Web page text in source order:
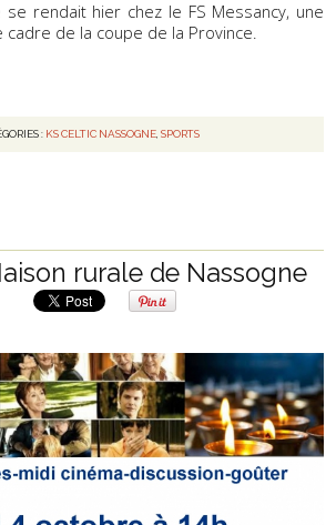
se rendait hier chez le FS Messancy, une
cadre de la coupe de la Province.
: KS CELTIC NASSOGNE, SPORTS
rurale de Nassogne